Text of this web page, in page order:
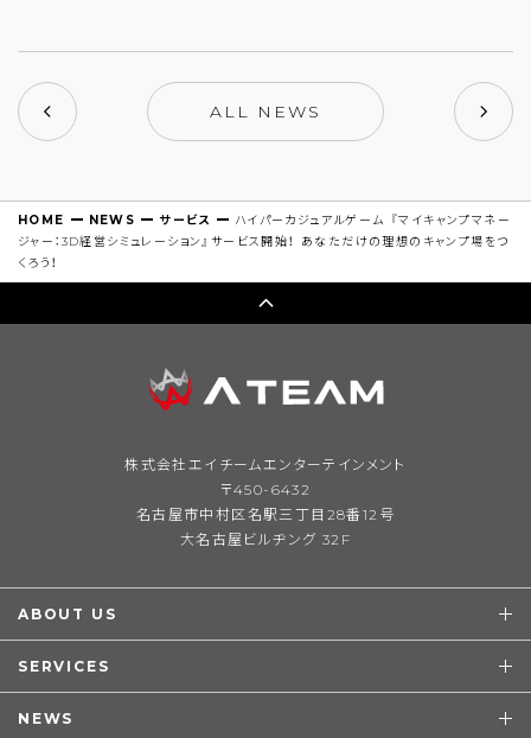
ALL NEWS
HOME NEWS サービス
ハイパーカジュアルゲーム 『マイキャンプマネー
ジャー：3D経営シミュレーション』サービス開始！ あなただけの理想のキャンプ場をつ
くろう！
株式会社エイチームエンターテインメント
〒450-6432
名古屋市中村区名駅三丁目28番12号
大名古屋ビルヂング 32F
ABOUT US
SERVICES
NEWS